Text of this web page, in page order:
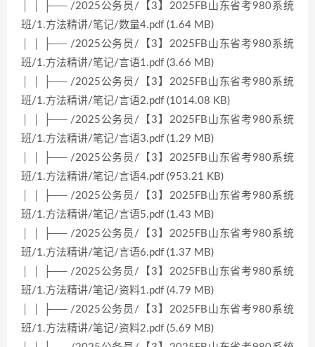
│ │ ├── /2025公务员/【3】2025FB山东省考980系统
班/1.方法精讲/笔记/数量4.pdf (1.64 MB)
│ │ ├── /2025公务员/【3】2025FB山东省考980系统
班/1.方法精讲/笔记/言语1.pdf (3.66 MB)
│ │ ├── /2025公务员/【3】2025FB山东省考980系统
班/1.方法精讲/笔记/言语2.pdf (1014.08 KB)
│ │ ├── /2025公务员/【3】2025FB山东省考980系统
班/1.方法精讲/笔记/言语3.pdf (1.29 MB)
│ │ ├── /2025公务员/【3】2025FB山东省考980系统
班/1.方法精讲/笔记/言语4.pdf (953.21 KB)
│ │ ├── /2025公务员/【3】2025FB山东省考980系统
班/1.方法精讲/笔记/言语5.pdf (1.43 MB)
│ │ ├── /2025公务员/【3】2025FB山东省考980系统
班/1.方法精讲/笔记/言语6.pdf (1.37 MB)
│ │ ├── /2025公务员/【3】2025FB山东省考980系统
班/1.方法精讲/笔记/资料1.pdf (4.79 MB)
│ │ ├── /2025公务员/【3】2025FB山东省考980系统
班/1.方法精讲/笔记/资料2.pdf (5.69 MB)